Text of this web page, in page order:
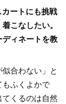
ートにも挑戦
こなしたい。
ィネートを教
合わない」と
ふくよかで
くるのは自然